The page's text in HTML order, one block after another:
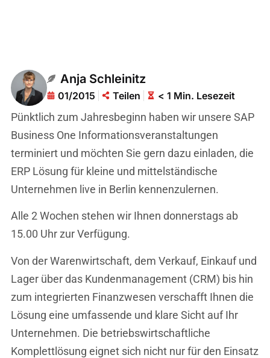
Anja Schleinitz
01/2015 Teilen < 1 Min. Lesezeit
Pünktlich zum Jahresbeginn haben wir unsere SAP
Business One Informationsveranstaltungen
terminiert und möchten Sie gern dazu einladen, die
ERP Lösung für kleine und mittelständische
Unternehmen live in Berlin kennenzulernen.
Alle 2 Wochen stehen wir Ihnen donnerstags ab
15.00 Uhr zur Verfügung.
Von der Warenwirtschaft, dem Verkauf, Einkauf und
Lager über das Kundenmanagement (CRM) bis hin
zum integrierten Finanzwesen verschafft Ihnen die
Lösung eine umfassende und klare Sicht auf Ihr
Unternehmen. Die betriebswirtschaftliche
Komplettlösung eignet sich nicht nur für den Einsatz